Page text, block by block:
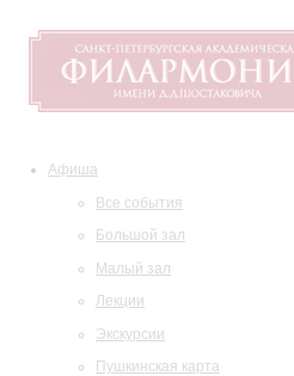
Афиша
Все события
Большой зал
Малый зал
Лекции
Экскурсии
Пушкинская карта